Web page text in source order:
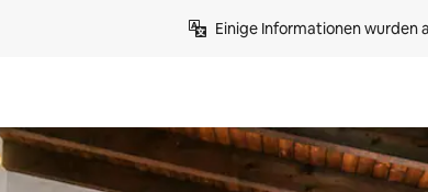
Einige Informationen